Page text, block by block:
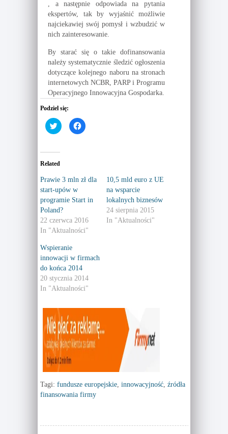
, a następnie odpowiada na pytania
ekspertów, tak by wyjaśnić możliwie
najciekawiej swój pomysł i wzbudzić w
nich zainteresowanie.
By starać się o takie dofinansowania
należy systematycznie śledzić ogłoszenia
dotyczące kolejnego naboru na stronach
internetowych NCBR, PARP i Programu
Operacyjnego Innowacyjna Gospodarka.
Podziel się:
C
l
t
o
s
a
e
o
n
T
i
t
t
r
(
O
p
e
n
s
i
e
w
w
i
n
d
o
w
)
C
l
a
o
n
a
c
e
b
(
p
e
n
s
n
w
w
i
d
o
Related
Prawie 3 mln zł dla
start-upów w
programie Start in
Poland?
22 czerwca 2016
In "Aktualności"
10,5 mld euro z UE
na wsparcie
lokalnych biznesów
24 sierpnia 2015
In "Aktualności"
Wspieranie
innowacji w firmach
do końca 2014
20 stycznia 2014
In "Aktualności"
Tagi: fundusze europejskie, innowacyjność, źródła
finansowania firmy